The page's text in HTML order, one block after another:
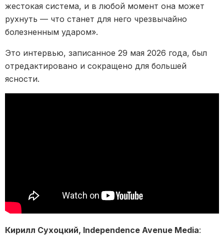
жестокая система, и в любой момент она может
рухнуть — что станет для него чрезвычайно
болезненным ударом».
Это интервью, записанное 29 мая 2026 года, был
отредактировано и сокращено для большей
ясности.
Кирилл Сухоцкий, Independence Avenue Media: